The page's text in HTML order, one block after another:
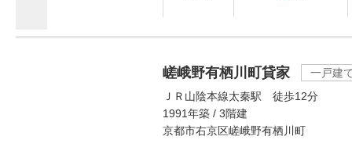
嵯峨野有栖川町貸家
一戸建
ＪＲ山陰本線太秦駅 徒歩12分
1991年築 / 3階建
京都市右京区嵯峨野有栖川町